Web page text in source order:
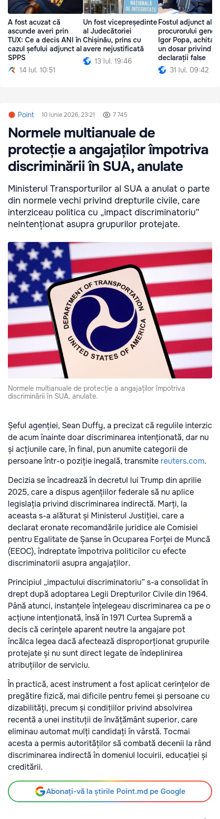
A fost acuzat că
ascunde averi prin
TUX: Ce a decis ANI în
cazul șefului adjunct al
SPPS
14 Iul. 10:51
Un fost vicepreședinte
al Judecătoriei
Chișinău, prins cu
avere nejustificată
13 Iul. 19:46
Fostul adjunct al
procurorului
Igor Popa, achitat
un dosar privind
declarații false
31 Iul. 09:42
Point 10 iunie 2026, 23:21 7 745
Normele multianuale de
protecție a angajaților împotriva
discriminării în SUA, anulate
Ministerul Transporturilor al SUA a anulat o parte
din normele vechi privind drepturile civile, care
interziceau politica cu „impact discriminatoriu”
neintenționat asupra grupurilor protejate.
Normele multianuale de protecție a angajaților împotriva
discriminării în SUA, anulate.
Șeful agenției, Sean Duffy, a precizat că regulile interzic
de acum înainte doar discriminarea intenționată, dar nu
și acțiunile care, în final, pun anumite categorii de
persoane într-o poziție inegală, transmite reuters.com.
Decizia se încadrează în decretul lui Trump din aprilie
2025, care a dispus agențiilor federale să nu aplice
legislația privind discriminarea indirectă. Marți, la
aceasta s-a alăturat și Ministerul Justiției, care a
declarat eronate recomandările juridice ale Comisiei
pentru Egalitate de Șanse în Ocuparea Forței de Muncă
(EEOC), îndreptate împotriva politicilor cu efecte
discriminatorii asupra angajaților.
Principiul „impactului discriminatoriu” s-a consolidat în
drept după adoptarea Legii Drepturilor Civile din 1964.
Până atunci, instanțele înțelegeau discriminarea ca pe o
acțiune intenționată, însă în 1971 Curtea Supremă a
decis că cerințele aparent neutre la angajare pot
încălca legea dacă afectează disproporționat grupurile
protejate și nu sunt direct legate de îndeplinirea
atribuțiilor de serviciu.
În practică, acest instrument a fost aplicat cerințelor de
pregătire fizică, mai dificile pentru femei și persoane cu
dizabilități, precum și condițiilor privind absolvirea
recentă a unei instituții de învățământ superior, care
eliminau automat mulți candidați în vârstă. Tocmai
acesta a permis autorităților să combată decenii la rând
discriminarea indirectă în domeniul locuirii, educației și
creditării.
Abonați-vă la știrile Point.md pe Google